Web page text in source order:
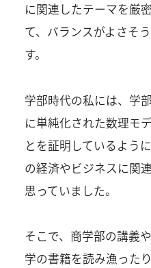
に関連したテーマを厳
て、バランスがよさそ
す。
学部時代の私には、学
に単純化された数理モ
とを証明しているよう
の経済やビジネスに関
思っていました。
そこで、商学部の講義
学の書籍を読み漁った